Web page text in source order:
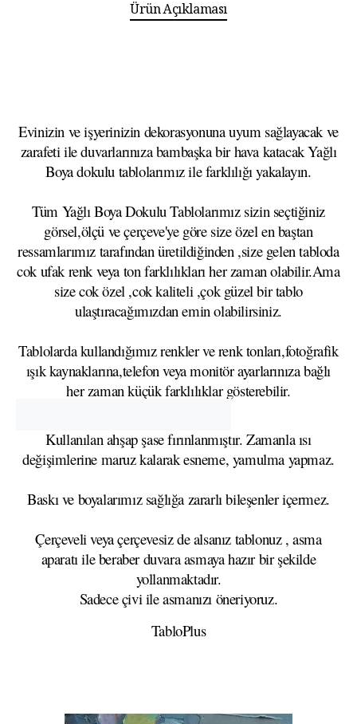
Ürün Açıklaması
Evinizin ve işyerinizin dekorasyonuna uyum sağlayacak ve
zarafeti ile duvarlarınıza bambaşka bir hava katacak Yağlı
Boya dokulu tablolarımız ile farklılığı yakalayın.
Tüm Yağlı Boya Dokulu Tablolarımız sizin seçtiğiniz
görsel,ölçü ve çerçeve'ye göre size özel en baştan
ressamlarımız tarafından üretildiğinden ,size gelen tabloda
cok ufak renk veya ton farklılıkları her zaman olabilir.Ama
size cok özel ,cok kaliteli ,çok güzel bir tablo
ulaştıracağımızdan emin olabilirsiniz.
Tablolarda kullandığımız renkler ve renk tonları,fotoğrafik
ışık kaynaklarına,telefon veya monitör ayarlarınıza bağlı
her zaman küçük farklılıklar gösterebilir.
Kullanılan ahşap şase fırınlanmıştır. Zamanla ısı
değişimlerine maruz kalarak esneme, yamulma yapmaz.
Baskı ve boyalarımız sağlığa zararlı bileşenler içermez.
Çerçeveli veya çerçevesiz de alsanız tablonuz , asma
aparatı ile beraber duvara asmaya hazır bir şekilde
yollanmaktadır.
Sadece çivi ile asmanızı öneriyoruz.
TabloPlus